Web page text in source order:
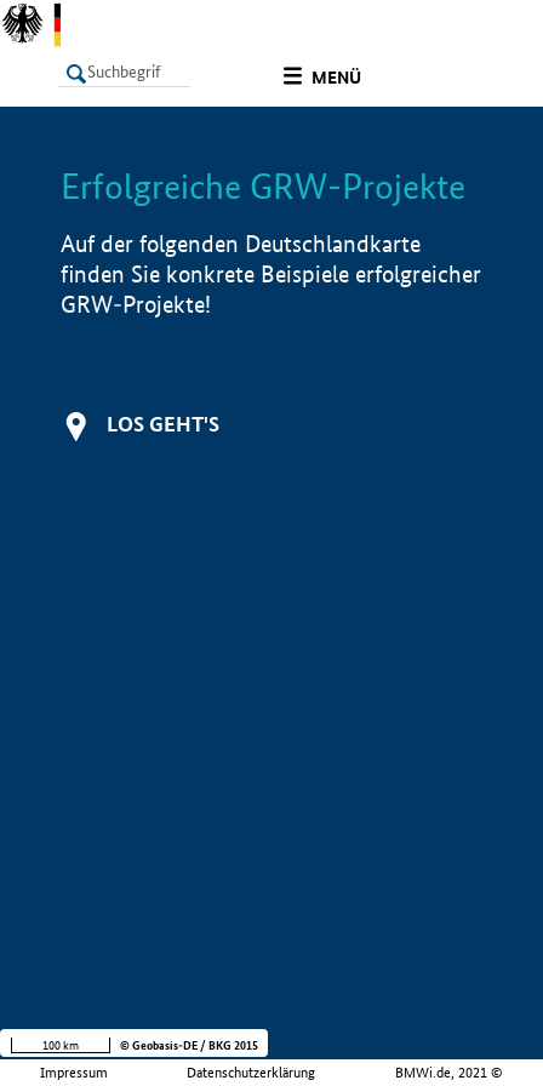
MENÜ
LISTE Info
Erfolgreiche GRW-Projekte
Auf der folgenden Deutschlandkarte
finden Sie konkrete Beispiele erfolgreicher
GRW-Projekte!
LOS GEHT'S
Impressum Datenschutzerklärung BMWi.de, 2021 ©
100 km © Geobasis-DE / BKG 2015